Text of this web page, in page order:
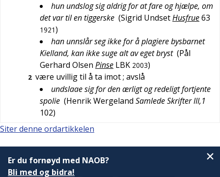
hun undslog sig aldrig for at fare og hjælpe, om
det var til en tiggerske (Sigrid UndsetHusfrue63
1921)
han unnslår seg ikke for å plagiere bysbarnet
Kielland, kan ikke suge alt av eget bryst (Pål
Gerhard Olsen Pinse LBK 2003)
2 være uvillig til å ta imot; avslå
undslaae sig for den ærligt og redeligt fortjente
spolie (Henrik Wergeland Samlede Skrifter III,1
102)
Siter denne ordartikkelen
Er du fornøyd med NAOB?
Bli med og bidra!